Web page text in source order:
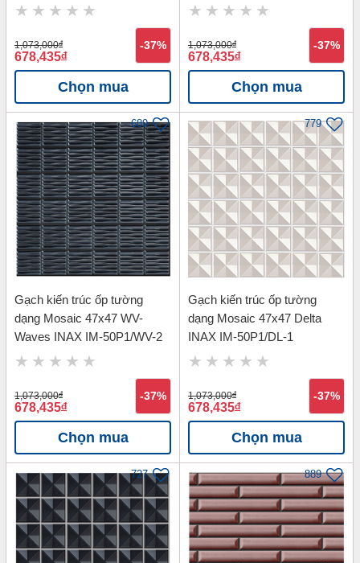
1,073,000đ
678,435đ
-37%
Chọn mua
1,073,000đ
678,435đ
-37%
Chọn mua
689
Gạch kiến trúc ốp tường
dạng Mosaic 47x47 WV-
Waves INAX IM-50P1/WV-2
1,073,000đ
678,435đ
-37%
Chọn mua
779
Gạch kiến trúc ốp tường
dạng Mosaic 47x47 Delta
INAX IM-50P1/DL-1
1,073,000đ
678,435đ
-37%
Chọn mua
727 889